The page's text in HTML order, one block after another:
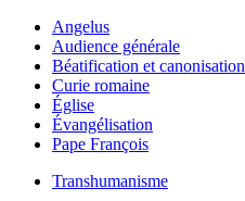
Angelus
Audience générale
Béatification et canonisation
Curie romaine
Église
Évangélisation
Pape François
Transhumanisme